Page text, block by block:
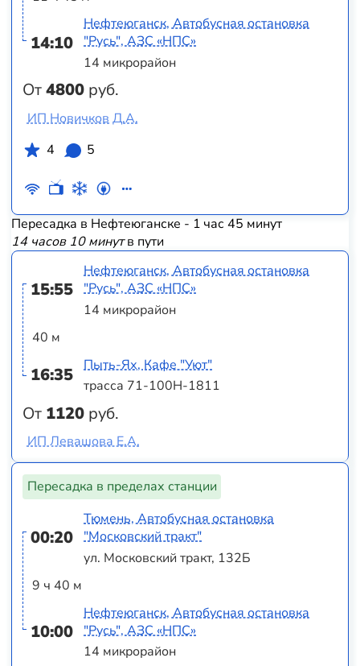
14:10
От4800 руб.
Нефтеюганск, Автобусная остановка
"Русь", АЗС «НПС»
14 микрорайон
ИП Новичков Д.А.
4
5
Пересадка в Нефтеюганске - 1 час 45 минут
14 часов 10 минутв пути
15:55
40 м
16:35
От 1120 руб.
Нефтеюганск, Автобусная остановка
"Русь", АЗС «НПС»
14 микрорайон
Пыть-Ях, Кафе "Уют"
трасса 71-100Н-1811
ИП Левашова Е.А.
Пересадка в пределах станции
00:20
9 ч 40 м
10:00
Тюмень, Автобусная остановка
"Московский тракт"
ул. Московский тракт, 132Б
Нефтеюганск, Автобусная остановка
"Русь", АЗС «НПС»
14 микрорайон